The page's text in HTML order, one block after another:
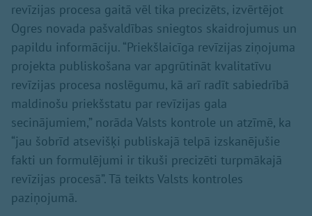
revīzijas procesa gaitā vēl tika precizēts, izvērtējot
Ogres novada pašvaldības sniegtos skaidrojumus un
papildu informāciju. “Priekšlaicīga revīzijas ziņojuma
projekta publiskošana var apgrūtināt kvalitatīvu
revīzijas procesa noslēgumu, kā arī radīt sabiedrībā
maldinošu priekšstatu par revīzijas gala
secinājumiem,” norāda Valsts kontrole un atzīmē, ka
“jau šobrīd atsevišķi publiskajā telpā izskanējušie
fakti un formulējumi ir tikuši precizēti turpmākajā
revīzijas procesā”. Tā teikts Valsts kontroles
paziņojumā.